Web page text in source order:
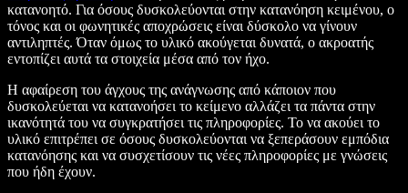
κατανοητό. Για όσους δυσκολεύονται στην κατανόηση κειμένου, ο
τόνος και οι φωνητικές αποχρώσεις είναι δύσκολο να γίνουν
αντιληπτές. Όταν όμως το υλικό ακούγεται δυνατά, ο ακροατής
εντοπίζει αυτά τα στοιχεία μέσα από τον ήχο.
Η αφαίρεση του άγχους της ανάγνωσης από κάποιον που
δυσκολεύεται να κατανοήσει το κείμενο αλλάζει τα πάντα στην
ικανότητά του να συγκρατήσει τις πληροφορίες. Το να ακούει το
υλικό επιτρέπει σε όσους δυσκολεύονται να ξεπεράσουν εμπόδια
κατανόησης και να συσχετίσουν τις νέες πληροφορίες με γνώσεις
που ήδη έχουν.